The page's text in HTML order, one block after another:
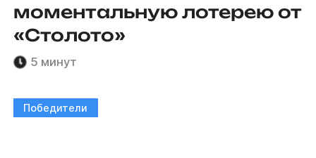
моментальную лотерею от
«Столото»
5 минут
Победители